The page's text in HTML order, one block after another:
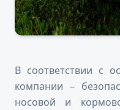
В соответствии с
компании –
носовой и